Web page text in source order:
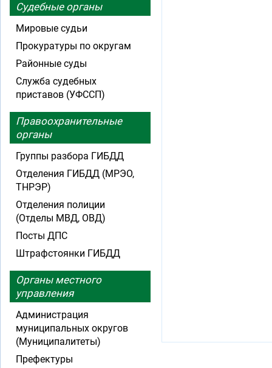
Судебные органы
Мировые судьи
Прокуратуры по округам
Районные суды
Служба судебных
приставов (УФССП)
Правоохранительные
органы
Группы разбора ГИБДД
Отделения ГИБДД (МРЭО,
ТНРЭР)
Отделения полиции
(Отделы МВД, ОВД)
Посты ДПС
Штрафстоянки ГИБДД
Органы местного
управления
Администрация
муниципальных округов
(Муниципалитеты)
Префектуры